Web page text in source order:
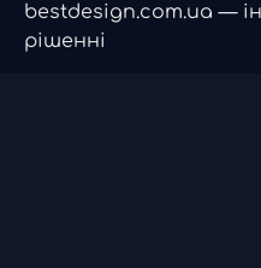
bestdesign.com.ua —
рішенні